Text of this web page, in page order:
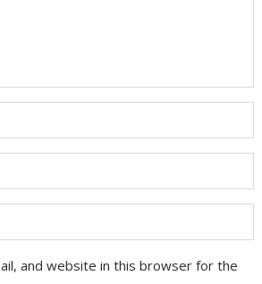
and website in this browser for the